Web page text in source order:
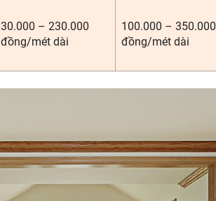
30.000 – 230.000
đồng/mét dài
100.000 – 350.000
đồng/mét dài